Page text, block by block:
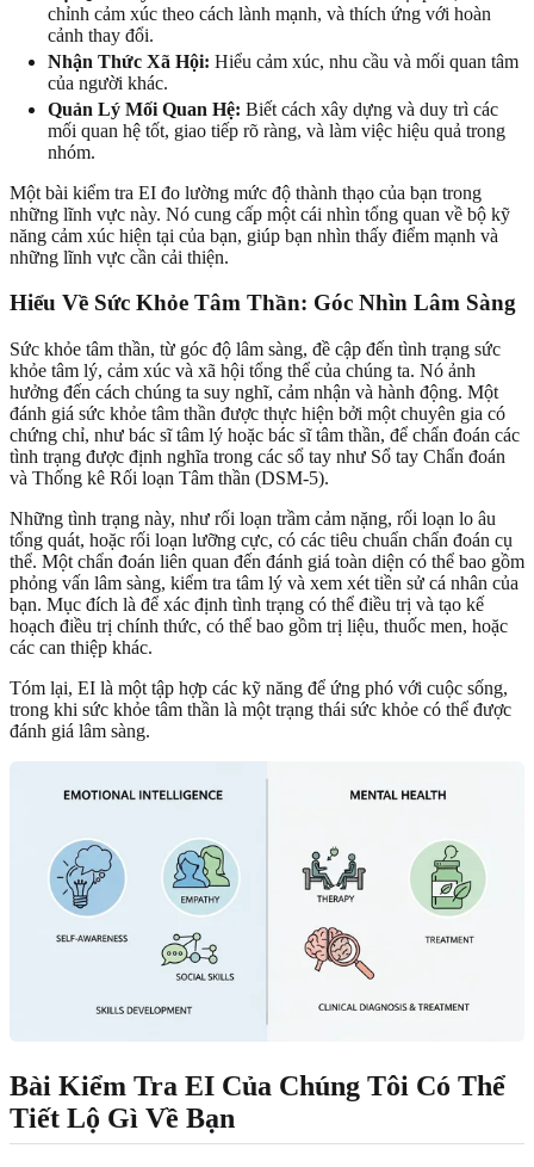
chỉnh cảm xúc theo cách lành mạnh, và thích ứng với hoàn
cảnh thay đổi.
Nhận Thức Xã Hội: Hiểu cảm xúc, nhu cầu và mối quan tâm
của người khác.
Quản Lý Mối Quan Hệ: Biết cách xây dựng và duy trì các
mối quan hệ tốt, giao tiếp rõ ràng, và làm việc hiệu quả trong
nhóm.
Một bài kiểm tra EI đo lường mức độ thành thạo của bạn trong
những lĩnh vực này. Nó cung cấp một cái nhìn tổng quan về bộ kỹ
năng cảm xúc hiện tại của bạn, giúp bạn nhìn thấy điểm mạnh và
những lĩnh vực cần cải thiện.
Hiểu Về Sức Khỏe Tâm Thần: Góc Nhìn Lâm Sàng
Sức khỏe tâm thần, từ góc độ lâm sàng, đề cập đến tình trạng sức
khỏe tâm lý, cảm xúc và xã hội tổng thể của chúng ta. Nó ảnh
hưởng đến cách chúng ta suy nghĩ, cảm nhận và hành động. Một
đánh giá sức khỏe tâm thần được thực hiện bởi một chuyên gia có
chứng chỉ, như bác sĩ tâm lý hoặc bác sĩ tâm thần, để chẩn đoán các
tình trạng được định nghĩa trong các sổ tay như Sổ tay Chẩn đoán
và Thống kê Rối loạn Tâm thần (DSM-5).
Những tình trạng này, như rối loạn trầm cảm nặng, rối loạn lo âu
tổng quát, hoặc rối loạn lưỡng cực, có các tiêu chuẩn chẩn đoán cụ
thể. Một chẩn đoán liên quan đến đánh giá toàn diện có thể bao gồm
phỏng vấn lâm sàng, kiểm tra tâm lý và xem xét tiền sử cá nhân của
bạn. Mục đích là để xác định tình trạng có thể điều trị và tạo kế
hoạch điều trị chính thức, có thể bao gồm trị liệu, thuốc men, hoặc
các can thiệp khác.
Tóm lại, EI là một tập hợp các kỹ năng để ứng phó với cuộc sống,
trong khi sức khỏe tâm thần là một trạng thái sức khỏe có thể được
đánh giá lâm sàng.
Bài Kiểm Tra EI Của Chúng Tôi Có Thể
Tiết Lộ Gì Về Bạn